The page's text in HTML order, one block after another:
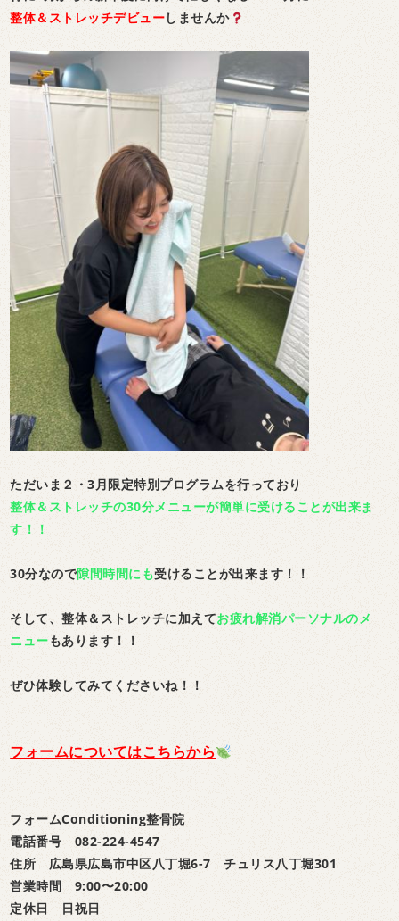
整体＆ストレッチデビューしませんか
ただいま２・3月限定特別プログラムを行っており
整体＆ストレッチの30分メニューが簡単に受けることが出来ま
す！！
30分なので隙間時間にも受けることが出来ます！！
そして、整体＆ストレッチに加えてお疲れ解消パーソナルのメ
ニューもあります！！
ぜひ体験してみてくださいね！！
フォームについてはこちらから
フォームConditioning整骨院
電話番号 082-224-4547
住所 広島県広島市中区八丁堀6-7 チュリス八丁堀301
営業時間 9:00〜20:00
定休日 日祝日